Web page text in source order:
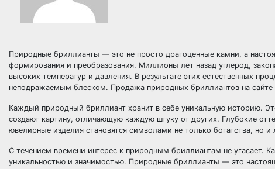
Природные бриллианты — это не просто драгоценные камни, а
формирования и преобразования. Миллионы лет назад углерод,
высоких температур и давления. В результате этих естественных
неподражаемым блеском. Продажа природных бриллиантов на сайте
Каждый природный бриллиант хранит в себе уникальную историю.
создают картину, отличающую каждую штуку от других. Глубокие
ювелирные изделия становятся символами не только богатства, но
С течением времени интерес к природным бриллиантам не
уникальностью и значимостью. Природные бриллианты — это